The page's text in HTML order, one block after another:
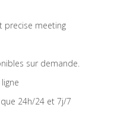
precise meeting
sur demande.
24h/24 et 7j/7